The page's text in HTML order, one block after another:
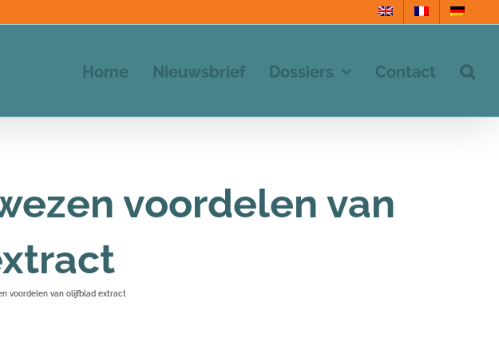
Home Nieuwsbrief Dossiers Contact
voordelen van
voordelen van olijfblad extract